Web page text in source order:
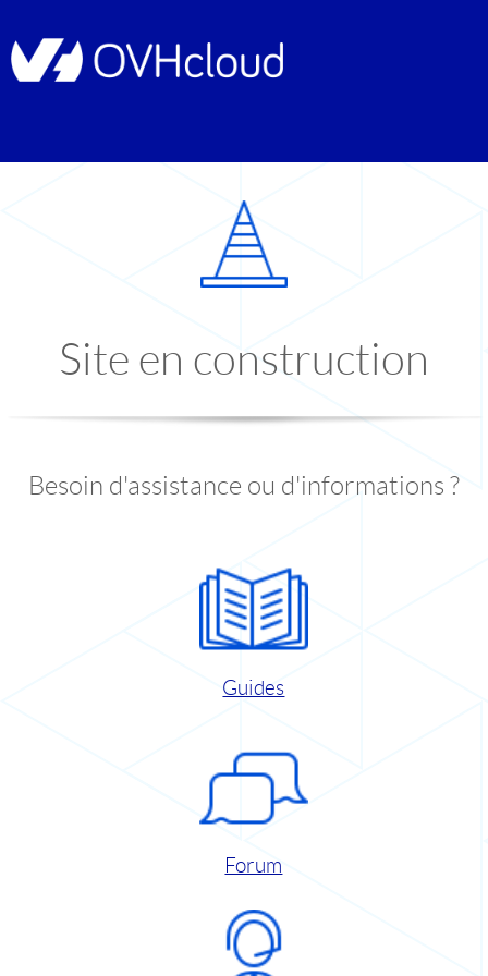
Site en construction
Besoin d'assistance ou d'informations ?
Guides
Forum